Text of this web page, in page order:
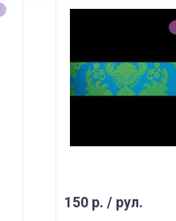
150 р. / рул.